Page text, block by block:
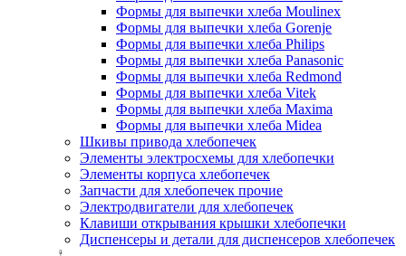
Формы для выпечки хлеба Moulinex
Формы для выпечки хлеба Gorenje
Формы для выпечки хлеба Philips
Формы для выпечки хлеба Panasonic
Формы для выпечки хлеба Redmond
Формы для выпечки хлеба Vitek
Формы для выпечки хлеба Maxima
Формы для выпечки хлеба Midea
Шкивы привода хлебопечек
Элементы электросхемы для хлебопечки
Элементы корпуса хлебопечек
Запчасти для хлебопечек прочие
Электродвигатели для хлебопечек
Клавиши открывания крышки хлебопечки
Диспенсеры и детали для диспенсеров хлебопечек